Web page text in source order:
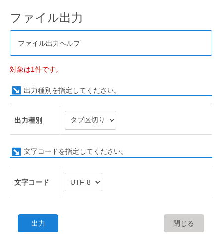
ファイル出力
ファイル出力ヘルプ
対象は1件です。
出力種別を指定してください。
出力種別
文字コードを指定してください。
文字コード